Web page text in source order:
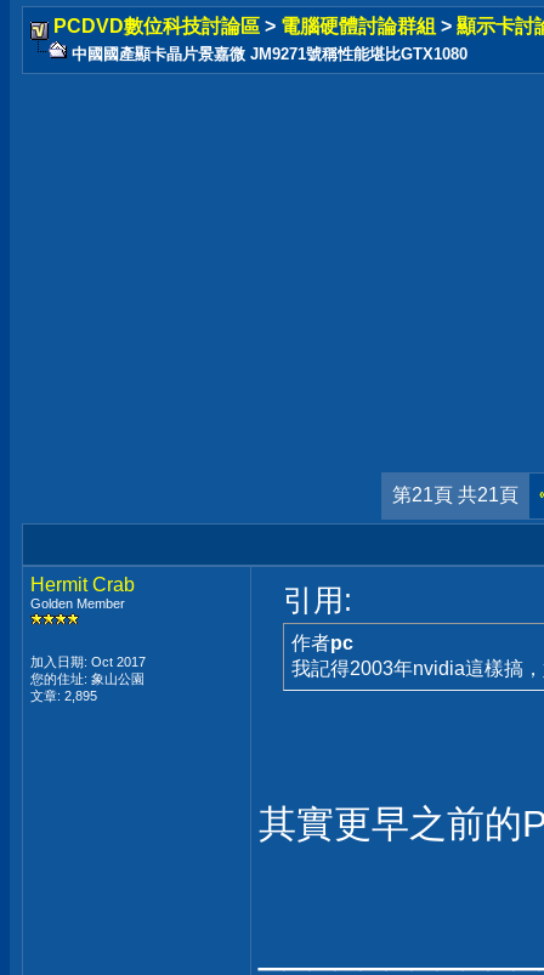
PCDVD數位科技討論區 > 電腦硬體討論群組 > 顯示卡討
中國國產顯卡晶片景嘉微 JM9271號稱性能堪比GTX1080
第21頁 共21頁
Hermit Crab
Golden Member
加入日期: Oct 2017
您的住址: 象山公園
文章: 2,895
引用:
作者pc
我記得2003年nvidia這樣搞
其實更早之前的